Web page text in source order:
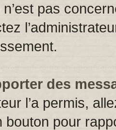
pas
des
l’a permis,
bouton pour